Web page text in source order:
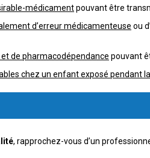
médicamentpouvant être
d’erreur médicamenteuse ou
de pharmacodépendance pouvant
chez un enfant exposé pendant
, rapprochez-vous d’un